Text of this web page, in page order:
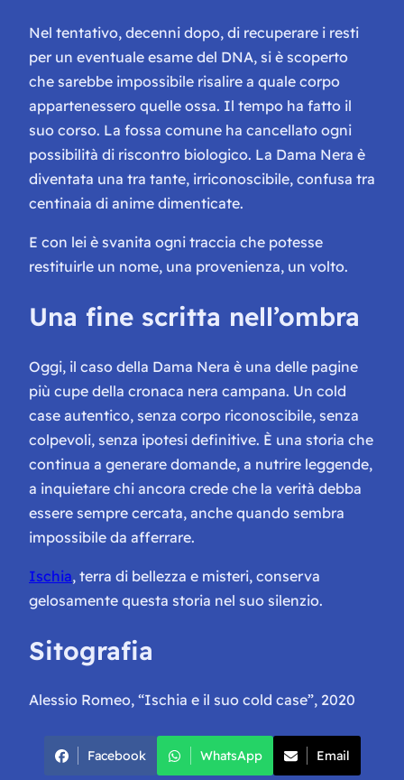
Nel tentativo, decenni dopo, di recuperare i resti
per un eventuale esame del DNA, si è scoperto
che sarebbe impossibile risalire a quale corpo
appartenessero quelle ossa. Il tempo ha fatto il
suo corso. La fossa comune ha cancellato ogni
possibilità di riscontro biologico. La Dama Nera è
diventata una tra tante, irriconoscibile, confusa tra
centinaia di anime dimenticate.
E con lei è svanita ogni traccia che potesse
restituirle un nome, una provenienza, un volto.
Una fine scritta nell’ombra
Oggi, il caso della Dama Nera è una delle pagine
più cupe della cronaca nera campana. Un cold
case autentico, senza corpo riconoscibile, senza
colpevoli, senza ipotesi definitive. È una storia che
continua a generare domande, a nutrire leggende,
a inquietare chi ancora crede che la verità debba
essere sempre cercata, anche quando sembra
impossibile da afferrare.
Ischia, terra di bellezza e misteri, conserva
gelosamente questa storia nel suo silenzio.
Sitografia
Alessio Romeo, “Ischia e il suo cold case”, 2020
Facebook WhatsApp Email